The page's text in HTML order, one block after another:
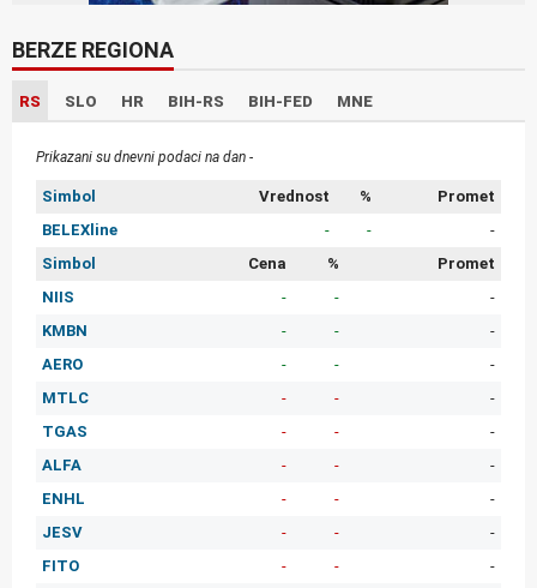
BERZE REGIONA
RS SLO HR BIH-RS BIH-FED MNE
Prikazani su dnevni podaci na dan -
Simbol Vrednost %
Promet
BELEXline
- -
-
Simbol
Cena %
Promet
NIIS
- -
-
KMBN
- -
-
AERO
- -
-
MTLC
- -
-
TGAS
- -
-
ALFA
- -
-
ENHL
- -
-
JESV
- -
-
FITO
- -
-